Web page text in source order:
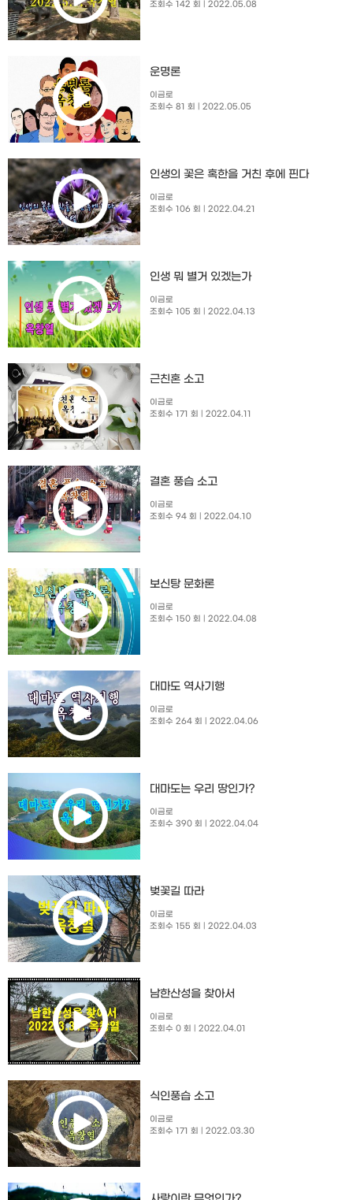
조회수 142 회
| 2022.05.08
운명론
이금로
조회수 81 회
| 2022.05.05
인생의 꽃은 혹한을 거친 후에 핀다
이금로
조회수 106 회
| 2022.04.21
인생 뭐 별거 있겠는가
이금로
조회수 105 회
| 2022.04.13
근친혼 소고
이금로
조회수 171 회
| 2022.04.11
결혼 풍습 소고
이금로
조회수 94 회
| 2022.04.10
보신탕 문화론
이금로
조회수 150 회
| 2022.04.08
대마도 역사기행
이금로
조회수 264 회
| 2022.04.06
대마도는 우리 땅인가?
이금로
조회수 390 회
| 2022.04.04
벚꽃길 따라
이금로
조회수 155 회
| 2022.04.03
남한산성을 찾아서
이금로
조회수 0 회
| 2022.04.01
식인풍습 소고
이금로
조회수 171 회
| 2022.03.30